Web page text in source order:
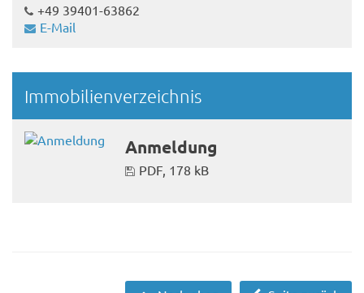
+49 39401-63862
E-Mail
Immobilienverzeichnis
Anmeldung
PDF, 178 kB